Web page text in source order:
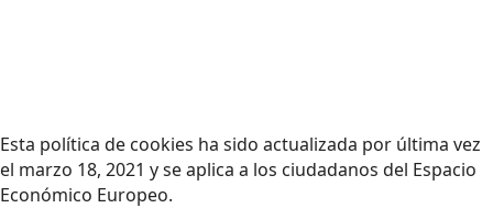
Esta política de cookies ha sido actualizada por última vez
el marzo 18, 2021 y se aplica a los ciudadanos del Espacio
Económico Europeo.